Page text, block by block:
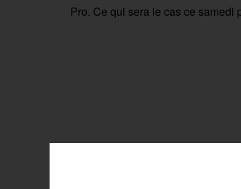
Pro. Ce qui sera le cas ce samedi